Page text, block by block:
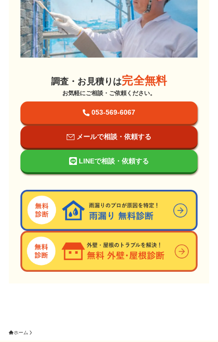
調査・お見積りは完全無料
お気軽にご相談・ご依頼ください。
053-569-6067
メールで相談・依頼する
LINEで相談・依頼する
ホーム